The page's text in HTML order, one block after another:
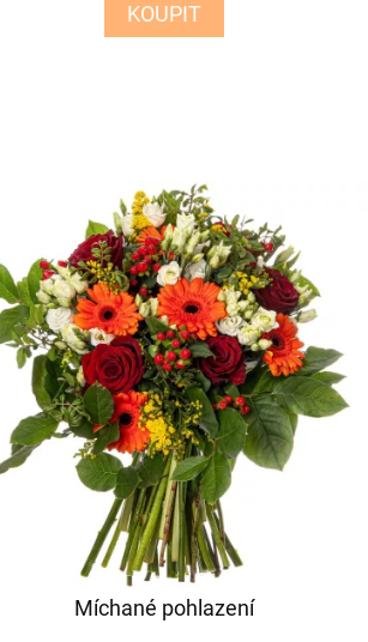
KOUPIT
Míchané pohlazení